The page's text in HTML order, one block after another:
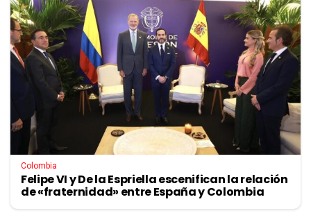
Colombia
Felipe VI y De la Espriella escenifican la relación
de «fraternidad» entre España y Colombia